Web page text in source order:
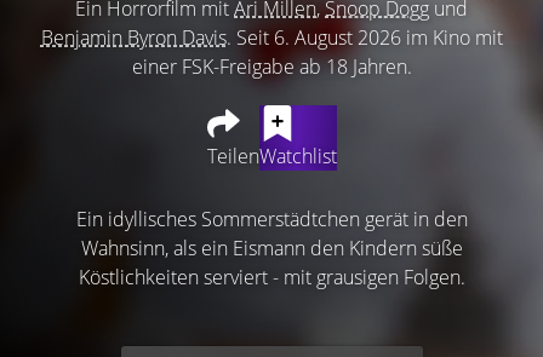
Ein Horrorfilm mitAri Millen, Snoop Dogg und
Benjamin Byron Davis. Seit 6. August 2026 im Kino mit
einer FSK-Freigabe ab 18 Jahren.
TeilenWatchlist
Ein idyllisches Sommerstädtchen gerät in den
Wahnsinn, als ein Eismann den Kindern süße
Köstlichkeiten serviert - mit grausigen Folgen.